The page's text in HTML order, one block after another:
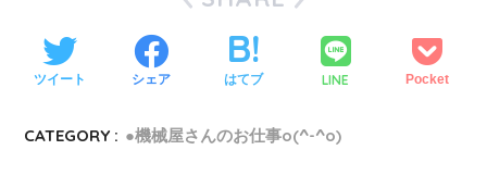
ツイート シェア はてブ LINE Pocket
CATEGORY : ●機械屋さんのお仕事o(^-^o)